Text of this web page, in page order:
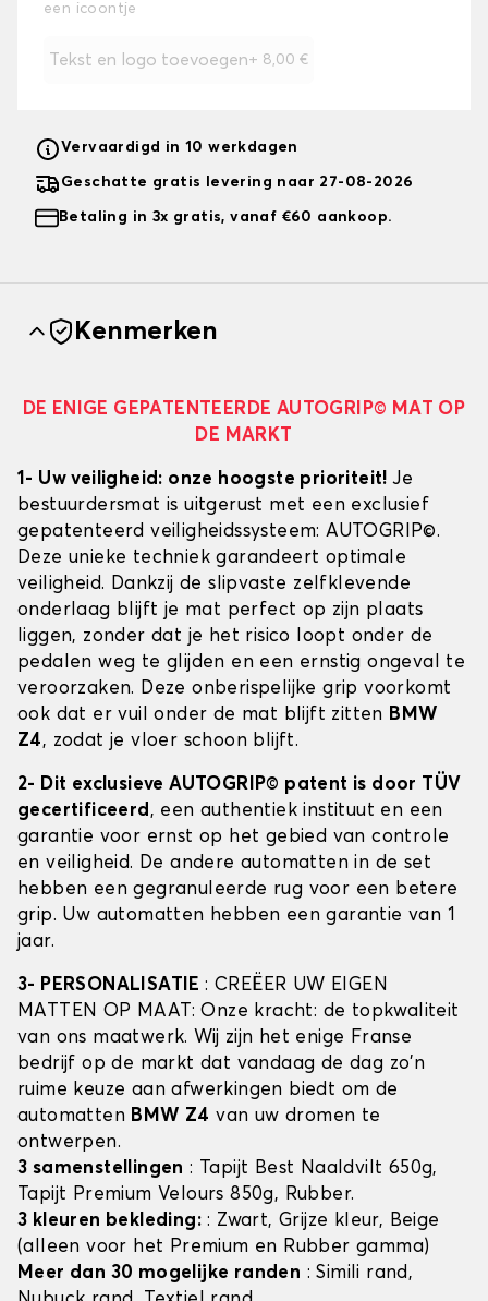
een icoontje
Tekst en logo toevoegen+ 8,00 €
Vervaardigd in 10 werkdagen
Geschatte gratis levering naar 27-08-2026
Betaling in 3x gratis, vanaf €60 aankoop.
Kenmerken
DE ENIGE GEPATENTEERDE AUTOGRIP© MAT OP
DE MARKT
1- Uw veiligheid: onze hoogste prioriteit!Je
bestuurdersmat is uitgerust met een exclusief
gepatenteerd veiligheidssysteem: AUTOGRIP©.
Deze unieke techniek garandeert optimale
veiligheid. Dankzij de slipvaste zelfklevende
onderlaag blijft je mat perfect op zijn plaats
liggen, zonder dat je het risico loopt onder de
pedalen weg te glijden en een ernstig ongeval te
veroorzaken. Deze onberispelijke grip voorkomt
ook dat er vuil onder de mat blijft zitten BMW
Z4, zodat je vloer schoon blijft.
2- Dit exclusieve AUTOGRIP© patent is door TÜV
gecertificeerd, een authentiek instituut en een
garantie voor ernst op het gebied van controle
en veiligheid. De andere automatten in de set
hebben een gegranuleerde rug voor een betere
grip. Uw automatten hebben een garantie van 1
jaar.
3- PERSONALISATIE: CREËER UW EIGEN
MATTEN OP MAAT: Onze kracht: de topkwaliteit
van ons maatwerk. Wij zijn het enige Franse
bedrijf op de markt dat vandaag de dag zo'n
ruime keuze aan afwerkingen biedt om de
automatten BMW Z4 van uw dromen te
ontwerpen.
3 samenstellingen : Tapijt Best Naaldvilt 650g,
Tapijt Premium Velours 850g, Rubber.
3 kleuren bekleding: : Zwart, Grijze kleur, Beige
(alleen voor het Premium en Rubber gamma)
Meer dan 30 mogelijke randen : Simili rand,